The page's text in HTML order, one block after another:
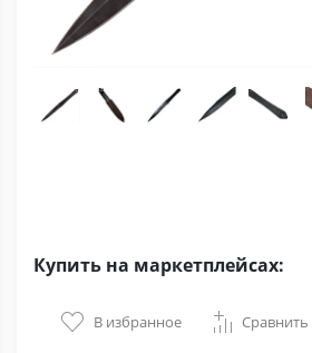
Купить на маркетплейсах:
В избранное Сравнить